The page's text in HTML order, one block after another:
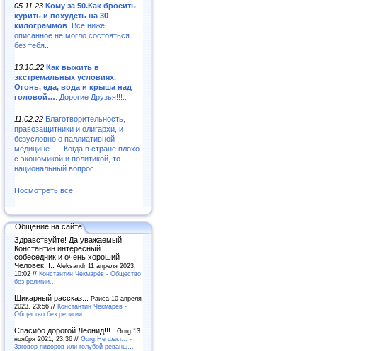
05.11.23 Кому за 50.Как бросить
курить и похудеть на 30
килограммов . Всё ниже
описанное не могло состояться
без тебя...
13.10.22 Как выжить в
экстремальных условиях.
Огонь, еда, вода и крыша над
головой… . Дорогие Друзья!!!..
11.02.22 Благотворительность,
правозащитники и олигархи, и
безусловно о паллиативной
медицине… . Когда в стране плохо
с экономикой и политикой, то
национальный вопрос..
Посмотреть все
Общение на сайте
Здравствуйте! Да,уважаемый
Константин интересный
собеседник и очень хороший
Человек!!!.. Aleksandr 11 апреля 2023,
10:02 // Константин Чекмарёв - Общество
без религии...
Шикарный рассказ... Раиса 10 апреля
2023, 23:56 // Константин Чекмарёв -
Общество без религии...
Спасибо дорогой Леонид!!!.. Gorg 13
ноября 2021, 23:36 // Gorg.Не факт... -
Заговор пидоров или голубой реванш…